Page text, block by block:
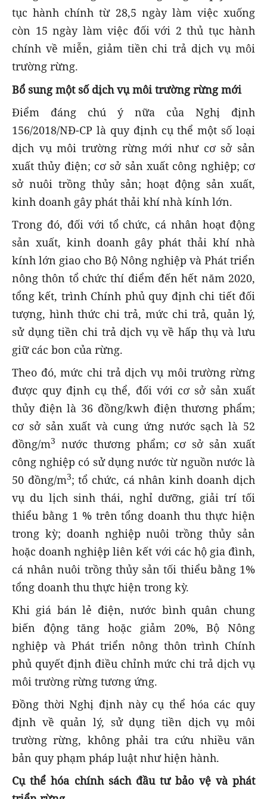
tục hành chính từ 28,5 ngày làm việc xuống
còn 15 ngày làm việc đối với 2 thủ tục hành
chính về miễn, giảm tiền chi trả dịch vụ môi
trường rừng.
Bổ sung một số dịch vụ môi trường rừng mới
Điểm đáng chú ý nữa của Nghị định
156/2018/NĐ-CP là quy định cụ thể một số loại
dịch vụ môi trường rừng mới như cơ sở sản
xuất thủy điện; cơ sở sản xuất công nghiệp; cơ
sở nuôi trồng thủy sản; hoạt động sản xuất,
kinh doanh gây phát thải khí nhà kính lớn.
Trong đó, đối với tổ chức, cá nhân hoạt động
sản xuất, kinh doanh gây phát thải khí nhà
kính lớn giao cho Bộ Nông nghiệp và Phát triển
nông thôn tổ chức thí điểm đến hết năm 2020,
tổng kết, trình Chính phủ quy định chi tiết đối
tượng, hình thức chi trả, mức chi trả, quản lý,
sử dụng tiền chi trả dịch vụ về hấp thụ và lưu
giữ các bon của rừng.
Theo đó, mức chi trả dịch vụ môi trường rừng
được quy định cụ thể, đối với cơ sở sản xuất
thủy điện là 36 đồng/kwh điện thương phẩm;
cơ sở sản xuất và cung ứng nước sạch là 52
đồng/m3
nước thương phẩm; cơ sở sản xuất
công nghiệp có sử dụng nước từ nguồn nước là
50 đồng/m3; tổ chức, cá nhân kinh doanh dịch
vụ du lịch sinh thái, nghỉ dưỡng, giải trí tối
thiểu bằng 1 % trên tổng doanh thu thực hiện
trong kỳ; doanh nghiệp nuôi trồng thủy sản
hoặc doanh nghiệp liên kết với các hộ gia đình,
cá nhân nuôi trồng thủy sản tối thiểu bằng 1%
tổng doanh thu thực hiện trong kỳ.
Khi giá bán lẻ điện, nước bình quân chung
biến động tăng hoặc giảm 20%, Bộ Nông
nghiệp và Phát triển nông thôn trình Chính
phủ quyết định điều chỉnh mức chi trả dịch vụ
môi trường rừng tương ứng.
Đồng thời Nghị định này cụ thể hóa các quy
định về quản lý, sử dụng tiền dịch vụ môi
trường rừng, không phải tra cứu nhiều văn
bản quy phạm pháp luật như hiện hành.
Cụ thể hóa chính sách đầu tư bảo vệ và phát